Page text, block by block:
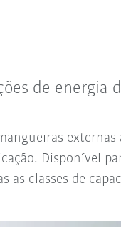
de energia
Disponível
as classes de